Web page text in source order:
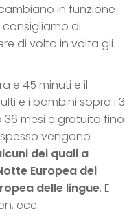
in funzione
di
di volta in volta gli
e 45 minuti e il
e i bambini sopra i 3
36 mesi e gratuito fino
vengono
dei quali a
Europea dei
delle lingue. E
ecc.